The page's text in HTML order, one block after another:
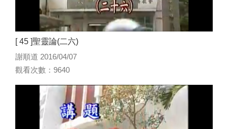
[ 45 ]聖靈論(二六)
謝順道 2016/04/07
觀看次數：9640